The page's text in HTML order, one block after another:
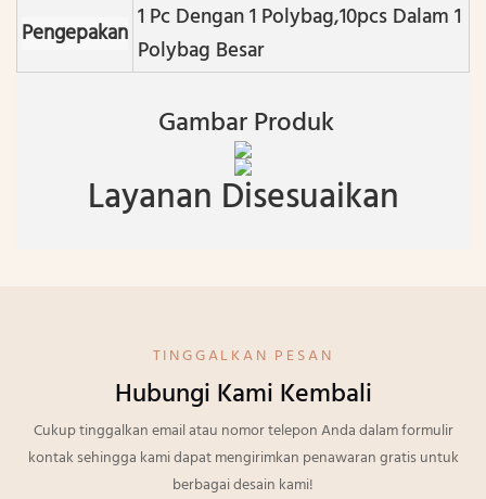
Pengepakan 1 Pc Dengan 1 Polybag ,10pcs Dalam 1
Polybag Besar
Gambar Produk
Layanan Disesuaikan
TINGGALKAN PESAN
Hubungi Kami Kembali
Cukup tinggalkan email atau nomor telepon Anda dalam formulir
kontak sehingga kami dapat mengirimkan penawaran gratis untuk
berbagai desain kami!